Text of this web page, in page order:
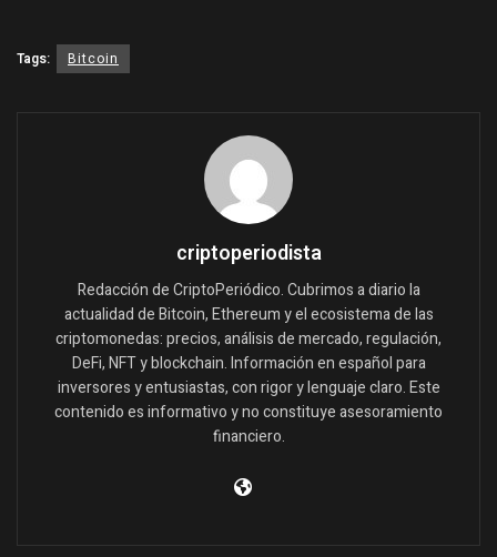
Tags: Bitcoin
criptoperiodista
Redacción de CriptoPeriódico. Cubrimos a diario la
actualidad de Bitcoin, Ethereum y el ecosistema de las
criptomonedas: precios, análisis de mercado, regulación,
DeFi, NFT y blockchain. Información en español para
inversores y entusiastas, con rigor y lenguaje claro. Este
contenido es informativo y no constituye asesoramiento
financiero.